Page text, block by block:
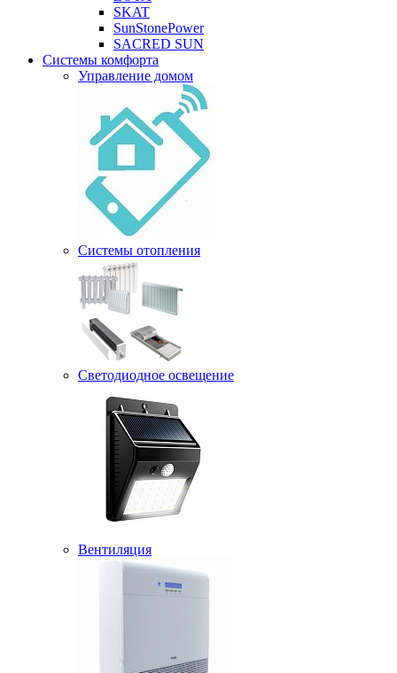
SKAT
SunStonePower
SACRED SUN
Системы комфорта
Управление домом
Системы отопления
Светодиодное освещение
Вентиляция